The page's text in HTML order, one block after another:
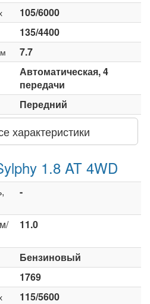
105/6000
135/4400
7.7
Автоматическая, 4
передачи
Передний
характеристики
1.8 AT 4WD
-
11.0
Бензиновый
1769
115/5600